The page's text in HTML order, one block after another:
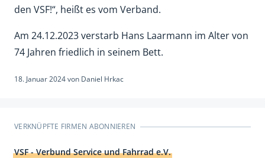
den VSF!“, heißt es vom Verband.
Am 24.12.2023 verstarb Hans Laarmann im Alter von
74 Jahren friedlich in seinem Bett.
18. Januar 2024von Daniel Hrkac
VERKNÜPFTE FIRMEN ABONNIEREN
VSF - Verbund Service und Fahrrad e.V.